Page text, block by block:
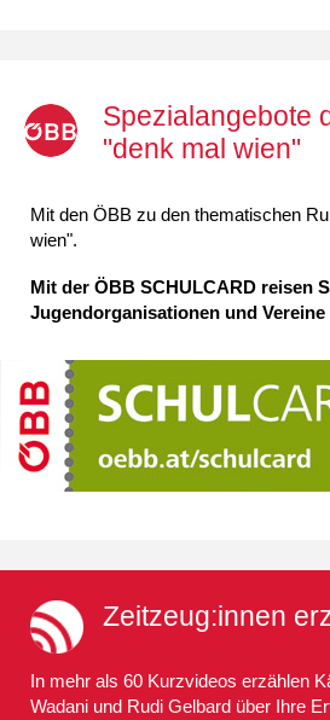
Spezialangebote
"denk mal wien"
Mit den ÖBB zu den thematischen
wien".
Mit der ÖBB SCHULCARD reisen
Jugendorganisationen und
Zeitzeug:innen
In mehr als 60 Kurzvideos erzählen
Wadani und Rudi Gelbard über Ihre